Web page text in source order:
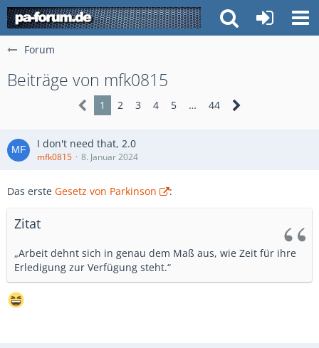
Forum
Beiträge von mfk0815
1 2 3 4 5 … 44
I don't need that, 2.0
mfk0815 8. Januar 2024
Das erste Gesetz von Parkinson :
Zitat
„Arbeit dehnt sich in genau dem Maß aus, wie Zeit für ihre
Erledigung zur Verfügung steht.“